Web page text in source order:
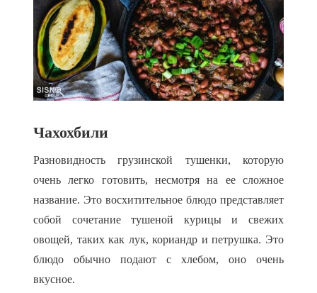
Чахохбили
Разновидность грузинской тушенки, которую
очень легко готовить, несмотря на ее сложное
название. Это восхитительное блюдо представляет
собой сочетание тушеной курицы и свежих
овощей, таких как лук, кориандр и петрушка. Это
блюдо обычно подают с хлебом, оно очень
вкусное.